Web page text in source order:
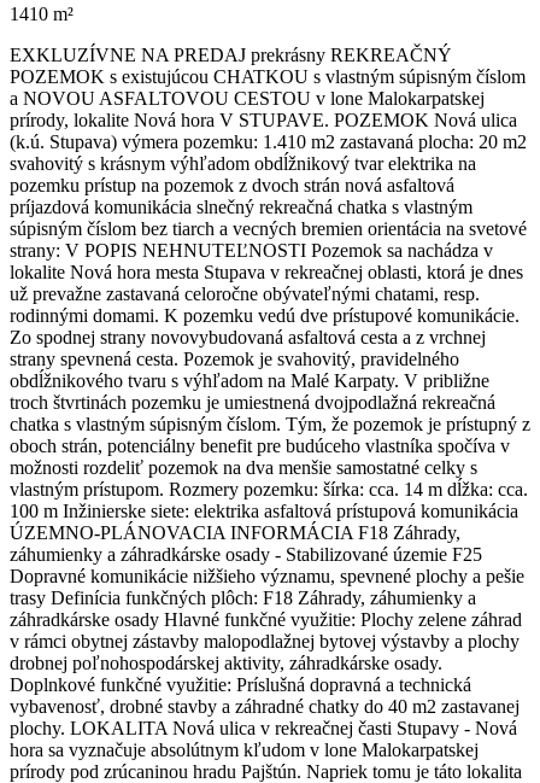
1410 m²
EXKLUZÍVNE NA PREDAJ prekrásny REKREAČNÝ
POZEMOK s existujúcou CHATKOU s vlastným súpisným číslom
a NOVOU ASFALTOVOU CESTOU v lone Malokarpatskej
prírody, lokalite Nová hora V STUPAVE. POZEMOK Nová ulica
(k.ú. Stupava) výmera pozemku: 1.410 m2 zastavaná plocha: 20 m2
svahovitý s krásnym výhľadom obdĺžnikový tvar elektrika na
pozemku prístup na pozemok z dvoch strán nová asfaltová
príjazdová komunikácia slnečný rekreačná chatka s vlastným
súpisným číslom bez tiarch a vecných bremien orientácia na svetové
strany: V POPIS NEHNUTEĽNOSTI Pozemok sa nachádza v
lokalite Nová hora mesta Stupava v rekreačnej oblasti, ktorá je dnes
už prevažne zastavaná celoročne obývateľnými chatami, resp.
rodinnými domami. K pozemku vedú dve prístupové komunikácie.
Zo spodnej strany novovybudovaná asfaltová cesta a z vrchnej
strany spevnená cesta. Pozemok je svahovitý, pravidelného
obdĺžnikového tvaru s výhľadom na Malé Karpaty. V približne
troch štvrtinách pozemku je umiestnená dvojpodlažná rekreačná
chatka s vlastným súpisným číslom. Tým, že pozemok je prístupný z
oboch strán, potenciálny benefit pre budúceho vlastníka spočíva v
možnosti rozdeliť pozemok na dva menšie samostatné celky s
vlastným prístupom. Rozmery pozemku: šírka: cca. 14 m dĺžka: cca.
100 m Inžinierske siete: elektrika asfaltová prístupová komunikácia
ÚZEMNO-PLÁNOVACIA INFORMÁCIA F18 Záhrady,
záhumienky a záhradkárske osady - Stabilizované územie F25
Dopravné komunikácie nižšieho významu, spevnené plochy a pešie
trasy Definícia funkčných plôch: F18 Záhrady, záhumienky a
záhradkárske osady Hlavné funkčné využitie: Plochy zelene záhrad
v rámci obytnej zástavby malopodlažnej bytovej výstavby a plochy
drobnej poľnohospodárskej aktivity, záhradkárske osady.
Doplnkové funkčné využitie: Príslušná dopravná a technická
vybavenosť, drobné stavby a záhradné chatky do 40 m2 zastavanej
plochy. LOKALITA Nová ulica v rekreačnej časti Stupavy - Nová
hora sa vyznačuje absolútnym kľudom v lone Malokarpatskej
prírody pod zrúcaninou hradu Pajštún. Napriek tomu je táto lokalita